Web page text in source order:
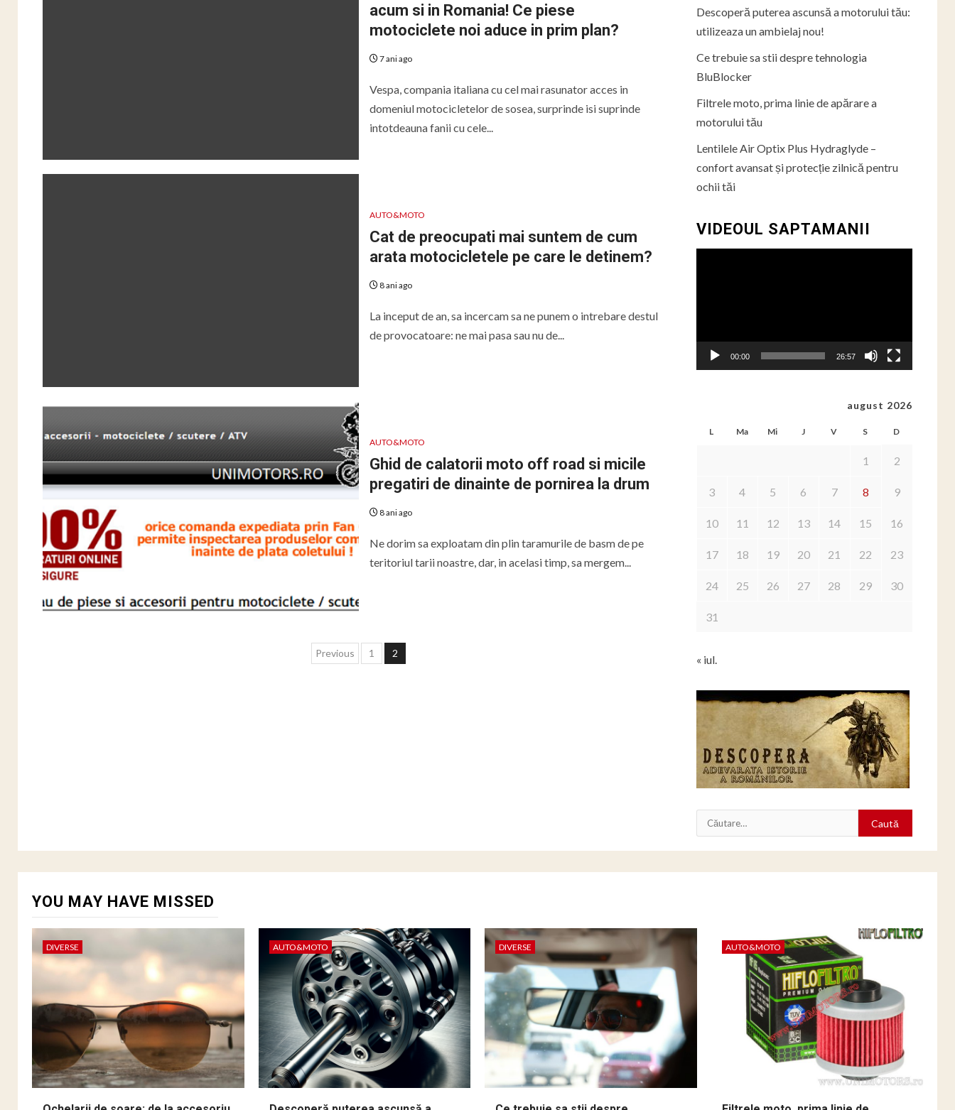
acum si in Romania! Ce piese
motociclete noi aduce in prim plan?
7 ani ago
Vespa, compania italiana cu cel mai rasunator acces in
domeniul motocicletelor de sosea, surprinde isi suprinde
intotdeauna fanii cu cele...
AUTO&MOTO
Cat de preocupati mai suntem de cum
arata motocicletele pe care le detinem?
8 ani ago
La inceput de an, sa incercam sa ne punem o intrebare destul
de provocatoare: ne mai pasa sau nu de...
AUTO&MOTO
Ghid de calatorii moto off road si micile
pregatiri de dinainte de pornirea la drum
8 ani ago
Ne dorim sa exploatam din plin taramurile de basm de pe
teritoriul tarii noastre, dar, in acelasi timp, sa mergem...
Paginație
Previous 1 2
Descoperă puterea ascunsă a motorului tău:
utilizeaza un ambielaj nou!
Ce trebuie sa stii despre tehnologia
BluBlocker
Filtrele moto, prima linie de apărare a
motorului tău
Lentilele Air Optix Plus Hydraglyde –
confort avansat și protecție zilnică pentru
ochii tăi
VIDEOUL SAPTAMANII
00:00 26:57
august 2026
L Ma Mi J V S D
1 2
3 4 5 6 7 8 9
10 11 12 13 14 15 16
17 18 19 20 21 22 23
24 25 26 27 28 29 30
31
« iul.
Caută
după:
YOU MAY HAVE MISSED
DIVERSE AUTO&MOTO DIVERSE AUTO&MOTO